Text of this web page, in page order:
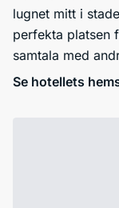
lugnet mitt i
perfekta platsen
samtala med
Se hotellets